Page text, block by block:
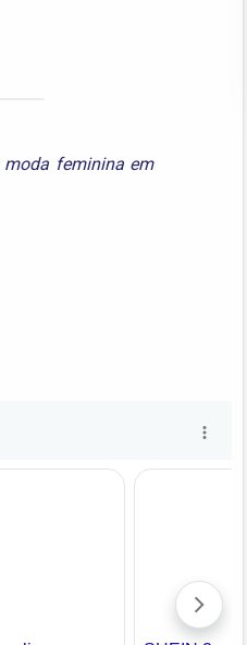
moda feminina em